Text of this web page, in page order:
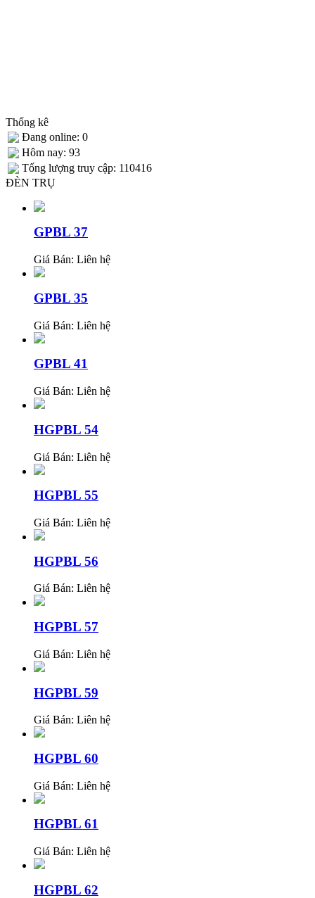
Thống kê
Đang online: 0
Hôm nay: 93
Tống lượng truy cập: 110416
ĐÈN TRỤ
GPBL 37
Giá Bán: Liên hệ
GPBL 35
Giá Bán: Liên hệ
GPBL 41
Giá Bán: Liên hệ
HGPBL 54
Giá Bán: Liên hệ
HGPBL 55
Giá Bán: Liên hệ
HGPBL 56
Giá Bán: Liên hệ
HGPBL 57
Giá Bán: Liên hệ
HGPBL 59
Giá Bán: Liên hệ
HGPBL 60
Giá Bán: Liên hệ
HGPBL 61
Giá Bán: Liên hệ
HGPBL 62